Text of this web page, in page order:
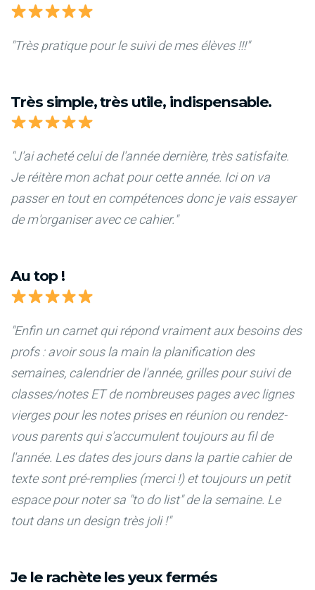
"Très pratique pour le suivi de mes élèves !!!"
Très simple, très utile, indispensable.
"J'ai acheté celui de l'année dernière, très satisfaite.
Je réitère mon achat pour cette année. Ici on va
passer en tout en compétences donc je vais essayer
de m'organiser avec ce cahier."
Au top !
"Enfin un carnet qui répond vraiment aux besoins des
profs : avoir sous la main la planification des
semaines, calendrier de l'année, grilles pour suivi de
classes/notes ET de nombreuses pages avec lignes
vierges pour les notes prises en réunion ou rendez-
vous parents qui s'accumulent toujours au fil de
l'année. Les dates des jours dans la partie cahier de
texte sont pré-remplies (merci !) et toujours un petit
espace pour noter sa "to do list" de la semaine. Le
tout dans un design très joli !"
Je le rachète les yeux fermés